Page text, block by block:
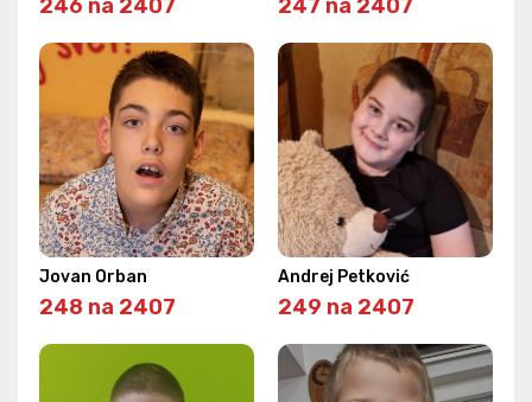
246 na 2407 247 na 2407
Jovan Orban
248 na 2407
Andrej Petković
249 na 2407